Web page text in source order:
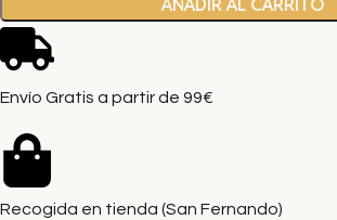
Envío Gratis a partir de 99€
Recogida en tienda (San Fernando)